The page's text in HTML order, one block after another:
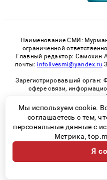
Наименование СМИ:
ограниченной
Главный редактор: Самохин
почты: infolivesmi@yandex.ru
Зарегистрировавший орган:
сфере связи,
Регистрационный номер
© 2026 «Murmansk-
Возрастная
Политика
Мы используем cookie.
соглашаетесь с тем,
персональные данные с
Метрика,
Я